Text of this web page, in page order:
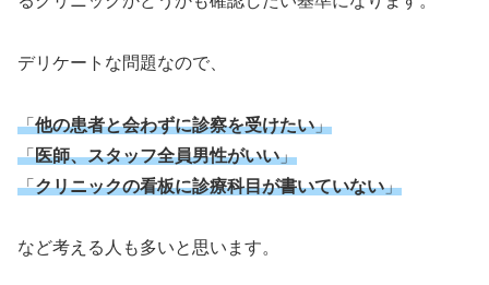
デリケートな問題なので、
「他の患者と会わずに診察を受けたい」
「医師、スタッフ全員男性がいい」
「クリニックの看板に診療科目が書いていない」
など考える人も多いと思います。